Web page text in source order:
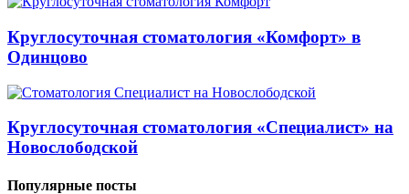
Круглосуточная стоматология «Комфорт» в
Одинцово
Круглосуточная стоматология «Специалист» на
Новослободской
Популярные посты